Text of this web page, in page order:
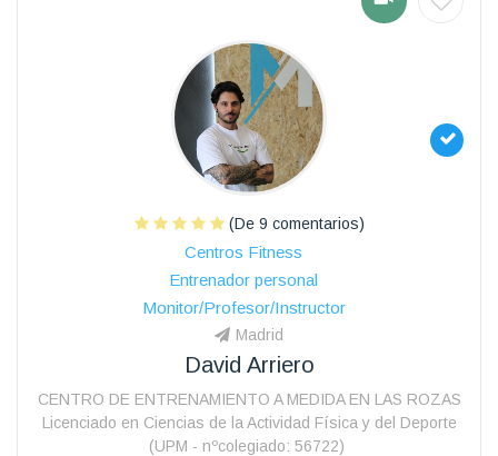
(De 9 comentarios)
Centros Fitness
Entrenador personal
Monitor/Profesor/Instructor
Madrid
David Arriero
CENTRO DE ENTRENAMIENTO A MEDIDA EN LAS ROZAS
Licenciado en Ciencias de la Actividad Física y del Deporte
(UPM - nºcolegiado: 56722)